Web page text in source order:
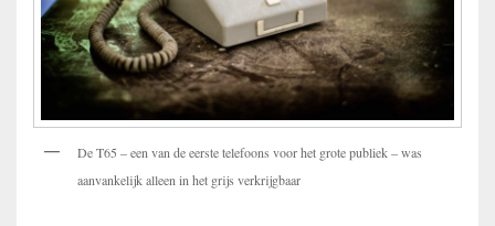
De T65 – een van de eerste telefoons voor het grote publiek – was
aanvankelijk alleen in het grijs verkrijgbaar